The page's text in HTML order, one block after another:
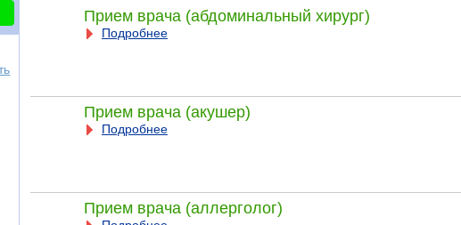
Прием врача (абдоминальный хирург)
Подробнее
Прием врача (акушер)
Подробнее
Прием врача (аллерголог)